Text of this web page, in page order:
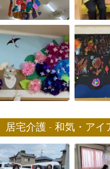
居宅介護 - 和気・アイ